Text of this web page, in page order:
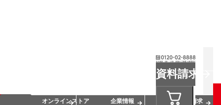
資料請求
会員サービス
オンラインストア
企業情報 資料請求